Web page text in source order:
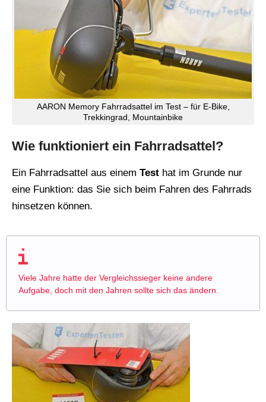
AARON Memory Fahrradsattel im Test – für E-Bike,
Trekkingrad, Mountainbike
Wie funktioniert ein Fahrradsattel?
Ein Fahrradsattel aus einem Test hat im Grunde nur
eine Funktion: das Sie sich beim Fahren des Fahrrads
hinsetzen können.
Viele Jahre hatte der Vergleichssieger keine andere
Aufgabe, doch mit den Jahren sollte sich das ändern.